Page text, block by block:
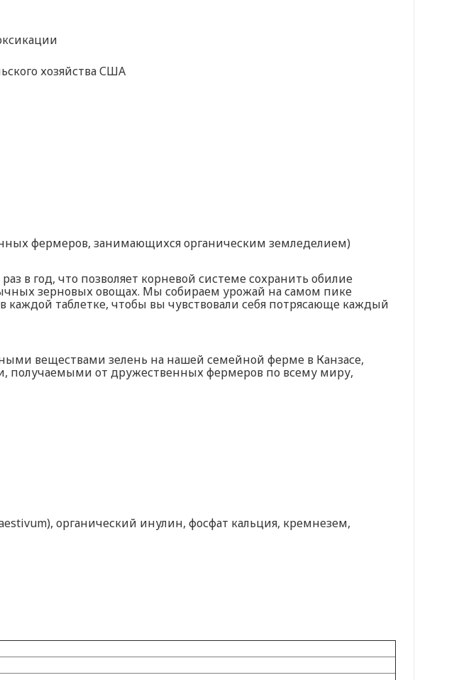
хозяйства США
фермеров, занимающихся органическим земледелием)
в год, что позволяет корневой системе сохранить обилие
зерновых овощах. Мы собираем урожай на самом пике
каждой таблетке, чтобы вы чувствовали себя потрясающе каждый
веществами зелень на нашей семейной ферме в Канзасе,
получаемыми от дружественных фермеров по всему миру,
органический инулин, фосфат кальция, кремнезем,